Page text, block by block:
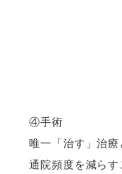
④手術
唯一「治す」治療
通院頻度を減らす